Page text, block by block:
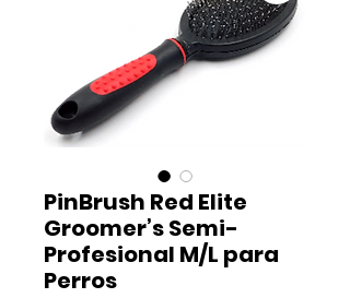
PinBrush Red Elite
Groomer’s Semi-
Profesional M/L para
Perros